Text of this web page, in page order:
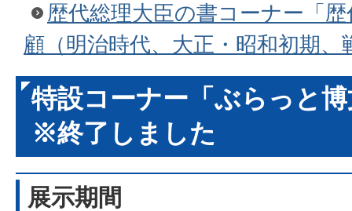
歴代総理大臣の書コーナー「
顧（明治時代、大正・昭和初期、
特設コーナー「ぶらっと
※終了しました
展示期間